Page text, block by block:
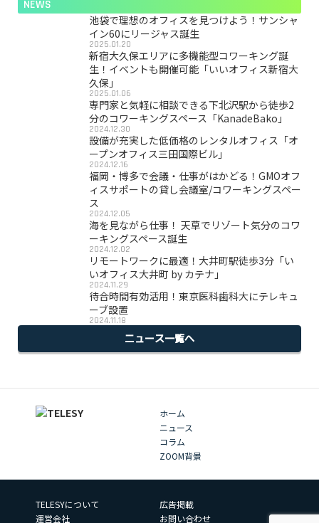
NEWS
池袋で理想のオフィスを見つけよう！サンシャ
イン60にリージャス誕生
2025.01.20
新宿大久保エリアに多機能型コワーキング誕
生！イベントも開催可能「いいオフィス新宿大
久保」
2025.01.06
専門家と気軽に相談できる下北沢駅から徒歩2
分のコワーキングスペース「KanadeBako」
2024.12.30
設備が充実した低価格のレンタルオフィス「オ
ープンオフィス三田国際ビル」
2024.12.16
福岡・博多で会議・仕事がはかどる！GMOオフ
ィスサポートの貸し会議室/コワーキングスペー
ス
2024.12.05
海を見ながら仕事！ 天草でリゾート気分のコワ
ーキングスペース誕生
2024.12.02
リモートワークに最適！大井町駅徒歩3分「い
いオフィス大井町 by カテナ」
2024.11.29
待合時間有効活用！東京医科歯科大にテレキュ
ーブ設置
2024.11.18
ニュース一覧へ
ホーム
ニュース
コラム
ZOOM背景
TELESYについて
広告掲載
運営会社
お問い合わせ